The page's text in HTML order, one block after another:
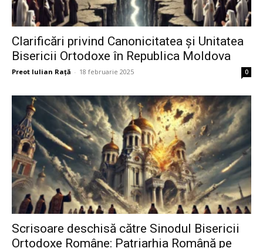
Clarificări privind Canonicitatea și Unitatea
Bisericii Ortodoxe în Republica Moldova
Preot Iulian Raţă - 18 februarie 2025 0
Scrisoare deschisă către Sinodul Bisericii
Ortodoxe Române: Patriarhia Română pe